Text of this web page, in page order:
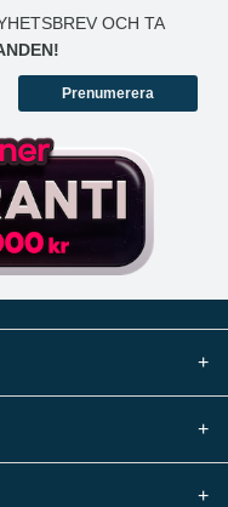
OCH TA
Prenumerera
+
+
+